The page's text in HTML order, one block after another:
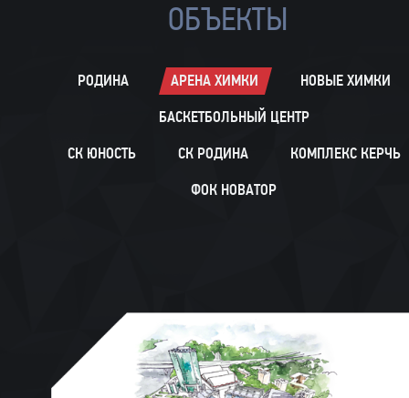
ОБЪЕКТЫ
РОДИНА АРЕНА ХИМКИ
НОВЫЕ ХИМКИ
БАСКЕТБОЛЬНЫЙ ЦЕНТР
СК ЮНОСТЬ
СК РОДИНА
КОМПЛЕКС КЕРЧЬ
ФОК НОВАТОР
ИСТОРИЯ
ЦИФРЫ И ФАКТЫ
«Арена Химки» соответствует всем
предъявляемым к футбольным стадионам